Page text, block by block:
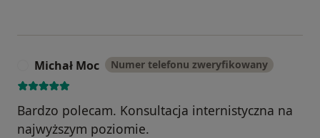
Michał Moc Numer telefonu zweryfikowany
Bardzo polecam. Konsultacja internistyczna na
najwyższym poziomie.